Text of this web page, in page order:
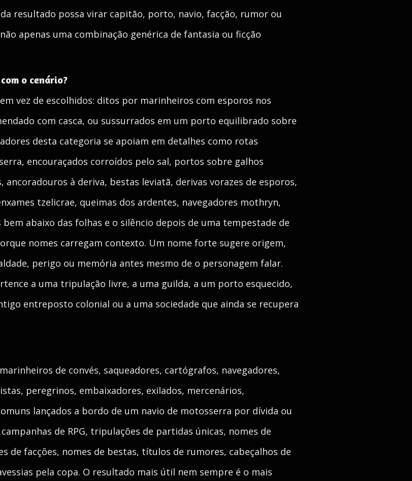
resultado possa virar capitão, porto, navio, facção, rumor ou
apenas uma combinação genérica de fantasia ou ficção
o cenário?
vez de escolhidos: ditos por marinheiros com esporos nos
com casca, ou sussurrados em um porto equilibrado sobre
desta categoria se apoiam em detalhes como rotas
encouraçados corroídos pelo sal, portos sobre galhos
à deriva, bestas leviatã, derivas vorazes de esporos,
tzelicrae, queimas dos ardentes, navegadores mothryn,
abaixo das folhas e o silêncio depois de uma tempestade de
nomes carregam contexto. Um nome forte sugere origem,
perigo ou memória antes mesmo de o personagem falar.
a uma tripulação livre, a uma guilda, a um porto esquecido,
entreposto colonial ou a uma sociedade que ainda se recupera
de convés, saqueadores, cartógrafos, navegadores,
peregrinos, embaixadores, exilados, mercenários,
lançados a bordo de um navio de motosserra por dívida ou
de RPG, tripulações de partidas únicas, nomes de
de facções, nomes de bestas, títulos de rumores, cabeçalhos de
pela copa. O resultado mais útil nem sempre é o mais